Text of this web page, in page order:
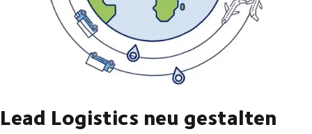
Lead Logistics neu gestalten